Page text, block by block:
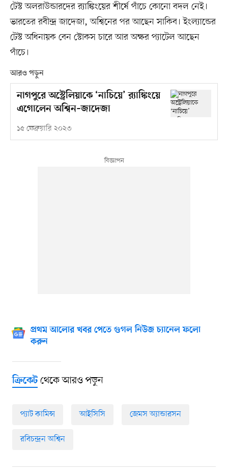
টেস্ট অলরাউন্ডারদের র‍্যাঙ্কিংয়ের শীর্ষে পাঁচে কোনো বদল নেই।
ভারতের রবীন্দ্র জাদেজা, অশ্বিনের পর আছেন সাকিব। ইংল্যান্ডের
টেস্ট অধিনায়ক বেন স্টোকস চারে আর অক্ষর প্যাটেল আছেন
পাঁচে।
আরও পড়ুন
নাগপুরে অস্ট্রেলিয়াকে ‘নাচিয়ে’ র‍্যাঙ্কিংয়ে
এগোলেন অশ্বিন–জাদেজা
১৫ ফেব্রুয়ারি ২০২৩
প্রথম আলোর খবর পেতে গুগল নিউজ চ্যানেল ফলো
করুন
ক্রিকেটথেকে আরও পড়ুন
প্যাট কামিন্স আইসিসি জেমস অ্যান্ডারসন
রবিচন্দ্রন অশ্বিন